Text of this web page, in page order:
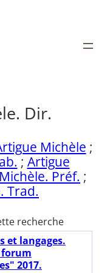
Dir.
Michèle ;
; Artigue
Préf. ;
Trad.
recherche
et langages.
2017.